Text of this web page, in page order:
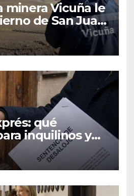
minera Vicuña le
de San Juan
cómo un
y no
qué
inquilinos y
el proyecto que
en la